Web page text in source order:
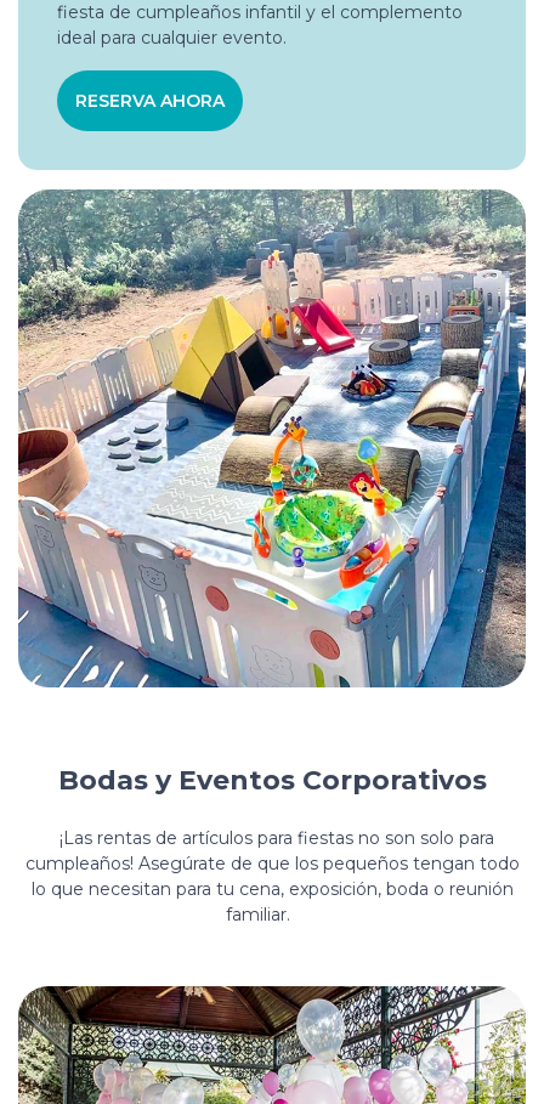
fiesta de cumpleaños infantil y el complemento
ideal para cualquier evento.
RESERVA AHORA
Bodas y Eventos Corporativos
¡Las rentas de artículos para fiestas no son solo para
cumpleaños! Asegúrate de que los pequeños tengan todo
lo que necesitan para tu cena, exposición, boda o reunión
familiar.